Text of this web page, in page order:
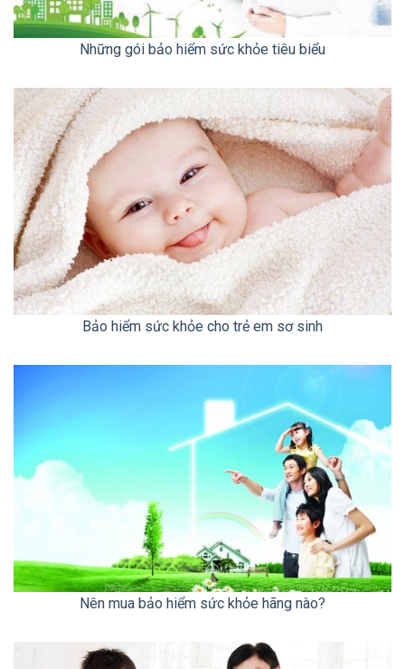
Những gói bảo hiểm sức khỏe tiêu biểu
Bảo hiểm sức khỏe cho trẻ em sơ sinh
Nên mua bảo hiểm sức khỏe hãng nào?